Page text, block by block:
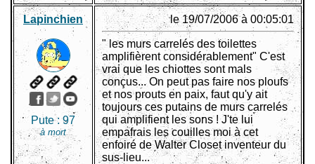
Lapinchien
Pute :97
à mort
le 19/07/2006 à 00:05:01
" les murs carrelés des toilettes
amplifièrent considérablement" C'est
vrai que les chiottes sont mals
conçus... On peut pas faire nos ploufs
et nos prouts en paix, faut qu'y ait
toujours ces putains de murs carrelés
qui amplifient les sons ! J'te lui
empafrais les couilles moi à cet
enfoiré de Walter Closet inventeur du
sus-lieu...